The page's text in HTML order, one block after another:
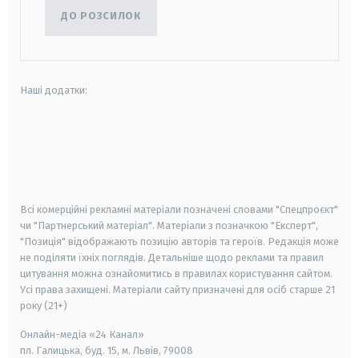
ДО РОЗСИЛОК
Наші додатки:
Всі комерційні рекламні матеріали позначені словами "Спецпроєкт"
чи "Партнерський матеріал". Матеріали з позначкою "Експерт",
"Позиція" відображають позицію авторів та героїв. Редакція може
не поділяти їхніх поглядів. Детальніше щодо реклами та правил
цитування можна ознайомитись в правилах користування сайтом.
Усі права захищені. Матеріали сайту призначені для осіб старше 21
року (21+)
Онлайн-медіа «24 Канал»
пл. Галицька, буд. 15, м. Львів, 79008